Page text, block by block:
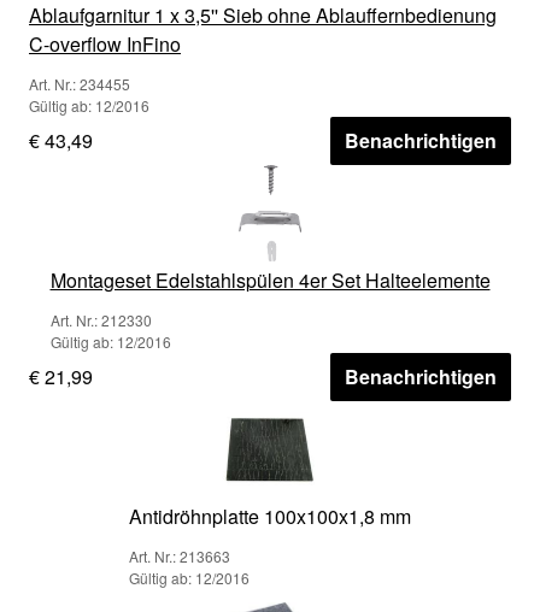
Ablaufgarnitur 1 x 3,5'' Sieb ohne Ablauffernbedienung
C-overflow InFino
Art. Nr.: 234455
Gültig ab: 12/2016
€ 43,49 Benachrichtigen
Montageset Edelstahlspülen 4er Set Halteelemente
Art. Nr.: 212330
Gültig ab: 12/2016
€ 21,99 Benachrichtigen
Antidröhnplatte 100x100x1,8 mm
Art. Nr.: 213663
Gültig ab: 12/2016